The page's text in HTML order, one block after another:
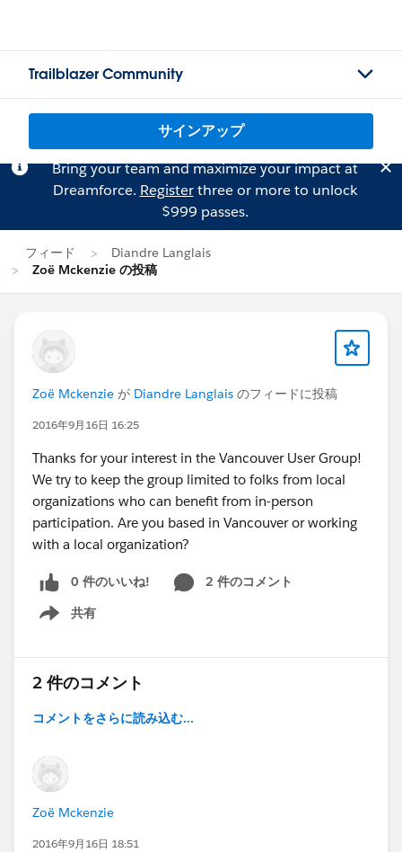
Trailblazer Community
サインアップ
Bring your team and maximize your impact at
Dreamforce. Registerthree or more to unlock
$999 passes.
フィード
Diandre Langlais
Zoë Mckenzie の投稿
Zoë Mckenzie が Diandre Langlais のフィードに投稿
2016年9月16日 16:25
Thanks for your interest in the Vancouver User Group!
We try to keep the group limited to folks from local
organizations who can benefit from in-person
participation. Are you based in Vancouver or working
with a local organization?
0 件のいいね!
2 件のコメント
共有
Show menu
2 件のコメント
コメントをさらに読み込む...
Zoë Mckenzie
2016年9月16日 18:51